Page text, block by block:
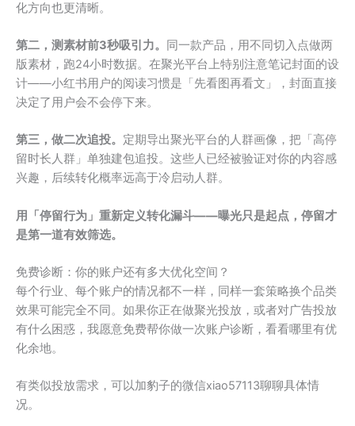
化方向也更清晰。
第二，测素材前3秒吸引力。 同一款产品，用不同切入点做两
版素材，跑24小时数据。在聚光平台上特别注意笔记封面的设
计——小红书用户的阅读习惯是「先看图再看文」，封面直接
决定了用户会不会停下来。
第三，做二次追投。 定期导出聚光平台的人群画像，把「高停
留时长人群」单独建包追投。这些人已经被验证对你的内容感
兴趣，后续转化概率远高于冷启动人群。
用「停留行为」重新定义转化漏斗——曝光只是起点，停留才
是第一道有效筛选。
免费诊断：你的账户还有多大优化空间？
每个行业、每个账户的情况都不一样，同样一套策略换个品类
效果可能完全不同。如果你正在做聚光投放，或者对广告投放
有什么困惑，我愿意免费帮你做一次账户诊断，看看哪里有优
化余地。
有类似投放需求，可以加豹子的微信xiao57113聊聊具体情
况。